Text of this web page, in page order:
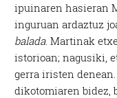
ipuinaren hasieran
inguruan ardaztuz
balada. Martinak
istorioan; nagusiki,
gerra iristen
dikotomiaren bidez,